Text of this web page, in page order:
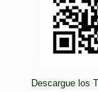
Descargue los